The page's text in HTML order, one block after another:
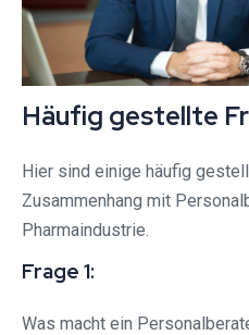
Häufig gestellte
Hier sind einige häufig
Zusammenhang mit
Pharmaindustrie.
Frage 1:
Was macht ein